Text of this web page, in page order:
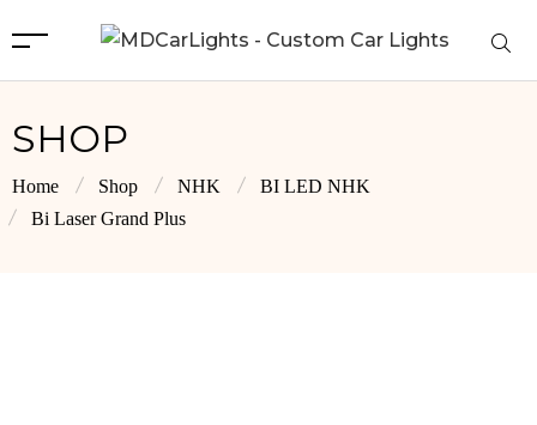
SHOP
Home Shop NHK
BI LED NHK
Bi Laser Grand Plus